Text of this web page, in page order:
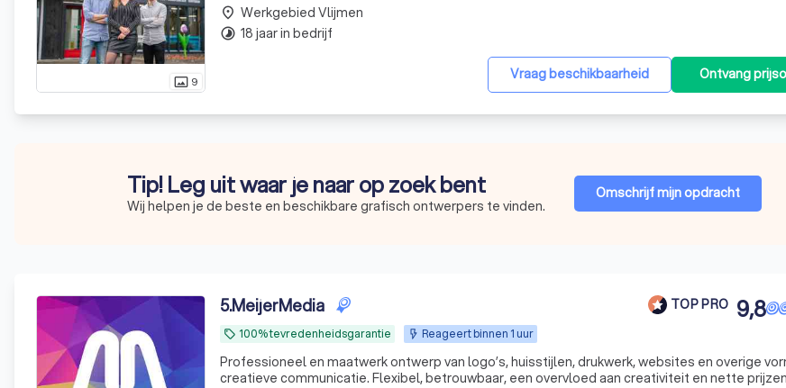
photo_size_select_actual 9 Vraag beschikbaarheid Ontvang
place Werkgebied Vlijmen
timelapse 18 jaar in bedrijf
Tip! Leg uit waar je naar op zoek bent
Wij helpen je de beste en beschikbare grafisch ontwerpers te vinden.
Omschrijf mijn opdracht
5.MeijerMedia TOP PRO
local_offer 100% tevredenheidsgarantie Reageert binnen 1 uur
9,8
Professioneel en maatwerk ontwerp van logo’s, huisstijlen, drukwerk, websites en overige
creatieve communicatie. Flexibel, betrouwbaar, een overvloed aan creativiteit en nette